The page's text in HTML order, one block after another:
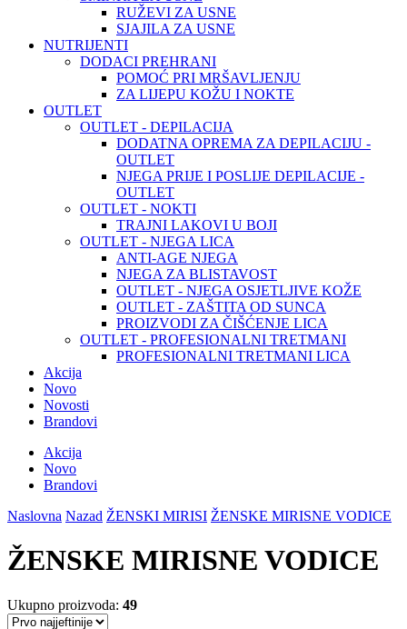
RUŽEVI ZA USNE
SJAJILA ZA USNE
NUTRIJENTI
DODACI PREHRANI
POMOĆ PRI MRŠAVLJENJU
ZA LIJEPU KOŽU I NOKTE
OUTLET
OUTLET - DEPILACIJA
DODATNA OPREMA ZA DEPILACIJU -
OUTLET
NJEGA PRIJE I POSLIJE DEPILACIJE -
OUTLET
OUTLET - NOKTI
TRAJNI LAKOVI U BOJI
OUTLET - NJEGA LICA
ANTI-AGE NJEGA
NJEGA ZA BLISTAVOST
OUTLET - NJEGA OSJETLJIVE KOŽE
OUTLET - ZAŠTITA OD SUNCA
PROIZVODI ZA ČIŠĆENJE LICA
OUTLET - PROFESIONALNI TRETMANI
PROFESIONALNI TRETMANI LICA
Akcija
Novo
Novosti
Brandovi
Akcija
Novo
Brandovi
Naslovna Nazad ŽENSKI MIRISI ŽENSKE MIRISNE VODICE
ŽENSKE MIRISNE VODICE
Ukupno proizvoda: 49